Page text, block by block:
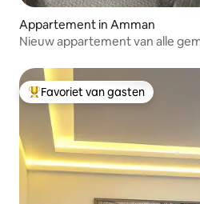
Appartement in Amman
Nieuw appartement van alle
Topfavoriet van gasten
Favoriet van gasten